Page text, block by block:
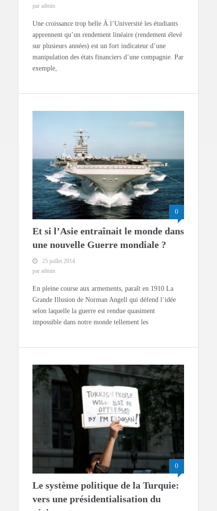
par admin
Une croissance trop belle À l’Université les étudiants
apprennent qu’un rendement linéaire (rendement élevé
sur plusieurs années) est un fort indicateur d’une
manipulation des états financiers d’une compagnie. Par
exemple,
0
Et si l’Asie entraînait le monde dans
une nouvelle Guerre mondiale ?
25 juillet 2014
par admin
En pleine course aux armements, paraît en 1910 La
Grande Illusion de Norman Angell qui défend l’idée
selon laquelle la guerre est rendue quasiment
impossible dans notre monde tellement les
0
Le système politique de la Turquie:
vers une présidentialisation du